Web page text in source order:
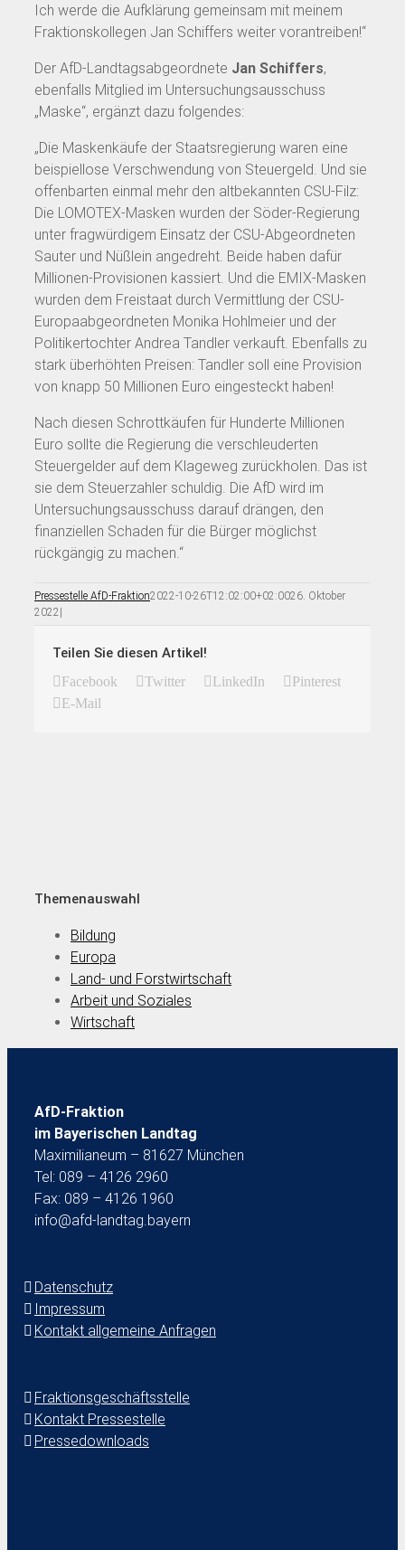
Ich werde die Aufklärung gemeinsam mit meinem
Fraktionskollegen Jan Schiffers weiter vorantreiben!“
Der AfD-Landtagsabgeordnete Jan Schiffers,
ebenfalls Mitglied im Untersuchungsausschuss
„Maske“, ergänzt dazu folgendes:
„Die Maskenkäufe der Staatsregierung waren eine
beispiellose Verschwendung von Steuergeld. Und sie
offenbarten einmal mehr den altbekannten CSU-Filz:
Die LOMOTEX-Masken wurden der Söder-Regierung
unter fragwürdigem Einsatz der CSU-Abgeordneten
Sauter und Nüßlein angedreht. Beide haben dafür
Millionen-Provisionen kassiert. Und die EMIX-Masken
wurden dem Freistaat durch Vermittlung der CSU-
Europaabgeordneten Monika Hohlmeier und der
Politikertochter Andrea Tandler verkauft. Ebenfalls zu
stark überhöhten Preisen: Tandler soll eine Provision
von knapp 50 Millionen Euro eingesteckt haben!
Nach diesen Schrottkäufen für Hunderte Millionen
Euro sollte die Regierung die verschleuderten
Steuergelder auf dem Klageweg zurückholen. Das ist
sie dem Steuerzahler schuldig. Die AfD wird im
Untersuchungsausschuss darauf drängen, den
finanziellen Schaden für die Bürger möglichst
rückgängig zu machen.“
Pressestelle AfD-Fraktion2022-10-26T12:02:00+02:0026. Oktober
2022 |
Teilen Sie diesen Artikel!
Facebook Twitter LinkedIn
Pinterest
E-Mail
Themenauswahl
Bildung
Europa
Land- und Forstwirtschaft
Arbeit und Soziales
Wirtschaft
AfD-Fraktion
im Bayerischen Landtag
Maximilianeum – 81627 München
Tel: 089 – 4126 2960
Fax: 089 – 4126 1960
info@afd-landtag.bayern
Datenschutz
Impressum
Kontakt allgemeine Anfragen
Fraktionsgeschäftsstelle
Kontakt Pressestelle
Pressedownloads